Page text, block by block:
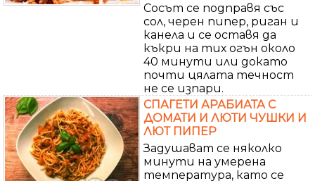
Сосът се подправя със
сол, черен пипер, риган и
канела и се оставя да
къкри на тих огън около
40 минути или докато
почти цялата течност
не се изпари.
СПАГЕТИ АРАБИАТА С
ДОМАТИ И ЛЮТИ ЧУШКИ И
ЛЮТ ПИПЕР
Задушават се няколко
минути на умерена
температура, като се